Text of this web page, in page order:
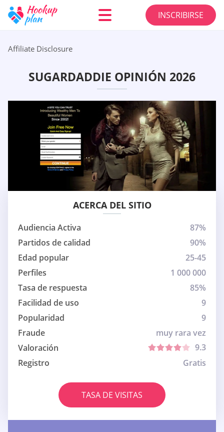
INSCRIBIRSE
Affiliate Disclosure
SUGARDADDIE OPINIÓN 2026
ACERCA DEL SITIO
Audiencia Activa
87%
Partidos de calidad
90%
Edad popular
25-45
Perfiles
1 000 000
Tasa de respuesta
85%
Facilidad de uso
9
Popularidad
9
Fraude
muy rara vez
Valoración
9.3
Registro
Gratis
TASA DE VISITAS